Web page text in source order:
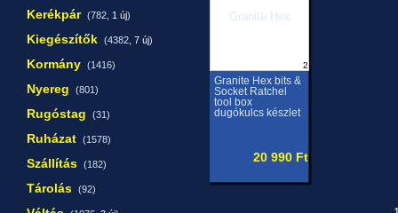
Kerékpár (782, 1 új)
Kiegészítők (4382, 7 új)
Kormány (1416)
Nyereg (801)
Rugóstag (31)
Ruházat (1578)
Szállítás (182)
Tárolás (92)
2
Granite Hex bits &
Socket Ratchel
tool box
dugókulcs készlet
20 990 Ft